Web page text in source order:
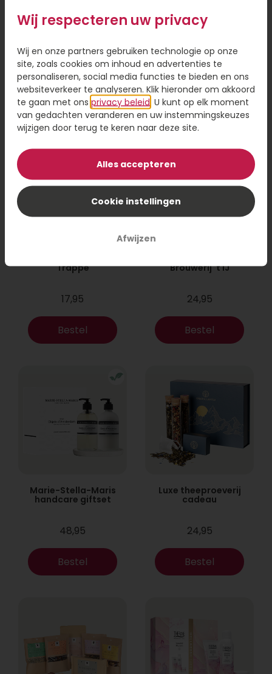
Borrelpakket rode
28,95
Bestel
Bierpakket Texels
Rondje
17,95
Bestel
Trappe
17,95
Bestel
Brouwerij 't IJ
24,95
Bestel
Marie-Stella-Maris
handcare giftset
48,95
Bestel
Luxe theeproeverij
cadeau
24,95
Bestel
Wij respecteren uw privacy
Wij en onze partners gebruiken technologie op onze
site, zoals cookies om inhoud en advertenties te
personaliseren, social media functies te bieden en ons
websiteverkeer te analyseren. Klik hieronder om akkoord
te gaan met ons privacy beleid . U kunt op elk moment
van gedachten veranderen en uw instemmingskeuzes
wijzigen door terug te keren naar deze site.
Alles accepteren
Cookie instellingen
Afwijzen